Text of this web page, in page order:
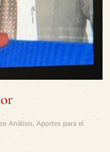
Análisis, Aportes para el